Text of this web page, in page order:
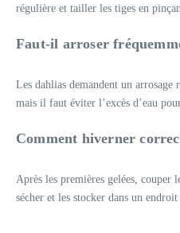
régulière et tailler les tiges en
Faut-il arroser
Les dahlias demandent un
mais il faut éviter l’excès d’eau
Comment hiverner
Après les premières gelées, couper
sécher et les stocker dans un